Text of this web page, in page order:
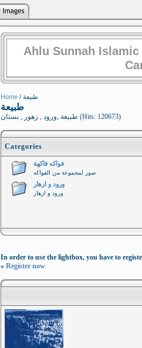
Ahlu Sunnah
Home / طبيعة
طبيعة
طبيعة ,ورود , زهور , بستان (Hits: 120673)
Categories
فواكه فاكهة
صور لمجموعة من الفواكه
ورود و ازهار
ورود و ازهار
In order to use the lightbox, you have to
» Register now